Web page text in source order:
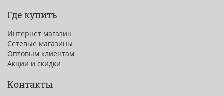
Где купить
Интернет магазин
Сетевые магазины
Оптовым клиентам
Акции и скидки
Контакты